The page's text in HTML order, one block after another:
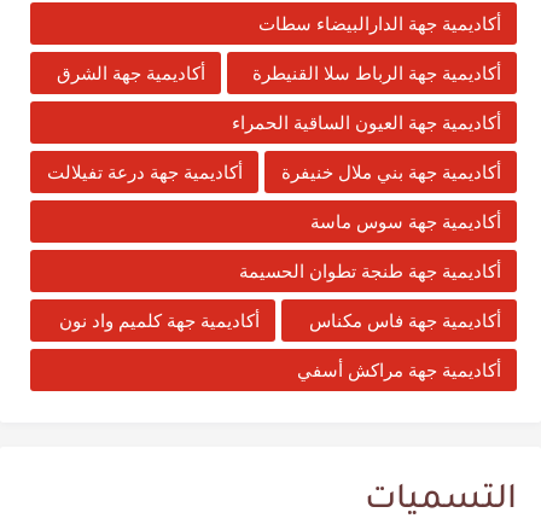
أكاديمية جهة الدارالبيضاء سطات
أكاديمية جهة الرباط سلا القنيطرة أكاديمية جهة الشرق
أكاديمية جهة العيون الساقية الحمراء
أكاديمية جهة بني ملال خنيفرة أكاديمية جهة درعة تفيلالت
أكاديمية جهة سوس ماسة
أكاديمية جهة طنجة تطوان الحسيمة
أكاديمية جهة فاس مكناس أكاديمية جهة كلميم واد نون
أكاديمية جهة مراكش أسفي
التسميات